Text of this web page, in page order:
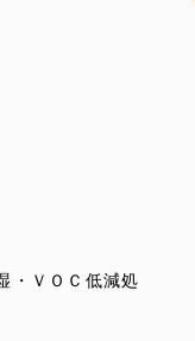
・ＶＯＣ低減処